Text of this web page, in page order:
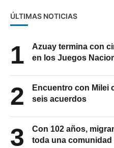
ÚLTIMAS NOTICIAS
1
Azuay termina con
en los Juegos
2
Encuentro con Milei
seis acuerdos
3
Con 102 años,
toda una